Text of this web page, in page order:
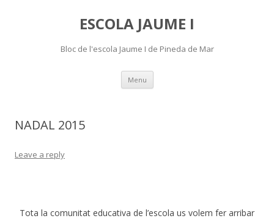
ESCOLA JAUME I
Bloc de l'escola Jaume I de Pineda de Mar
Menu Skip
content
NADAL 2015
Leave a reply
Tota la comunitat educativa de l’escola us volem fer arribar